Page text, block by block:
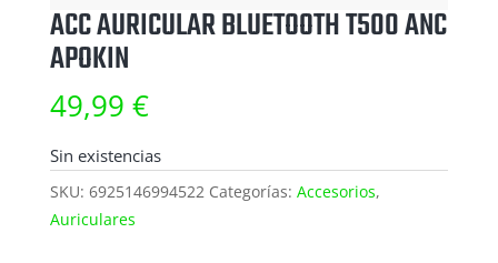
ACC AURICULAR BLUETOOTH T500 ANC
APOKIN
49,99 €
Sin existencias
SKU: 6925146994522 Categorías: Accesorios,
Auriculares